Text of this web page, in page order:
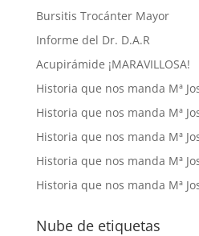
Bursitis Trocánter Mayor
Informe del Dr. D.A.R
Acupirámide ¡MARAVILLOSA!
Historia que nos manda Mª
Historia que nos manda Mª
Historia que nos manda Mª
Historia que nos manda Mª
Historia que nos manda Mª
Nube de etiquetas